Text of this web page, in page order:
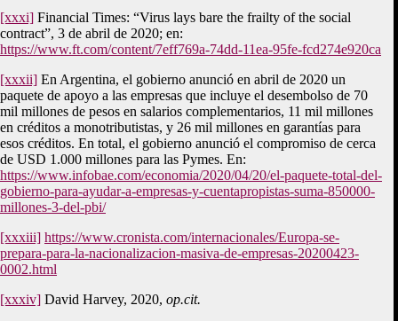
[xxxi] Financial Times: “Virus lays bare the frailty of the social
contract”, 3 de abril de 2020; en:
https://www.ft.com/content/7eff769a-74dd-11ea-95fe-fcd274e920ca
[xxxii] En Argentina, el gobierno anunció en abril de 2020 un
paquete de apoyo a las empresas que incluye el desembolso de 70
mil millones de pesos en salarios complementarios, 11 mil millones
en créditos a monotributistas, y 26 mil millones en garantías para
esos créditos. En total, el gobierno anunció el compromiso de cerca
de USD 1.000 millones para las Pymes. En:
https://www.infobae.com/economia/2020/04/20/el-paquete-total-del-
gobierno-para-ayudar-a-empresas-y-cuentapropistas-suma-850000-
millones-3-del-pbi/
[xxxiii] https://www.cronista.com/internacionales/Europa-se-
prepara-para-la-nacionalizacion-masiva-de-empresas-20200423-
0002.html
[xxxiv] David Harvey, 2020, op.cit.